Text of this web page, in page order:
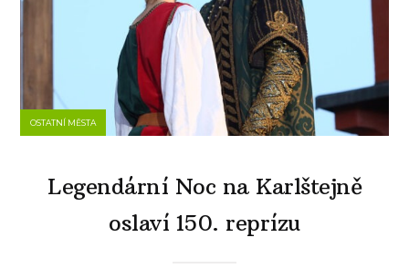
OSTATNÍ MĚSTA
Legendární Noc na Karlštejně
oslaví 150. reprízu